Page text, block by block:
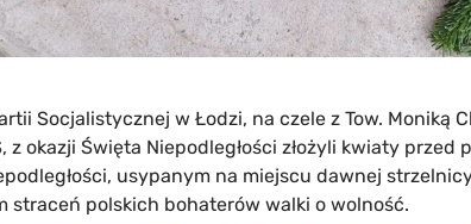
Socjalistycznej w Łodzi, na czele z Tow. Moniką
z okazji Święta Niepodległości złożyli kwiaty przed
usypanym na miejscu dawnej
straceń polskich bohaterów walki o wolność.